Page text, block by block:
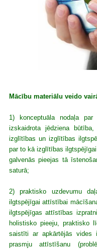
Mācību materiālu veido
1) konceptuāla nodaļa
izskaidrota jēdziena
izglītības un izglītības
par to kā izglītības
galvenās pieejas tā
saturā;
2) praktisko uzdevumu
ilgtspējīgai attīstībai
ilgtspējīgas attīstības
holistisko pieeju, praktisko
saistīti ar apkārtējās vides
prasmju attīstīšanu